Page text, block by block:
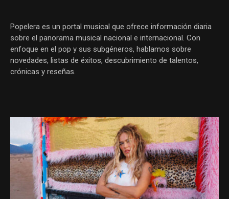
Popelera es un portal musical que ofrece información diaria
sobre el panorama musical nacional e internacional. Con
enfoque en el pop y sus subgéneros, hablamos sobre
novedades, listas de éxitos, descubrimiento de talentos,
crónicas y reseñas.